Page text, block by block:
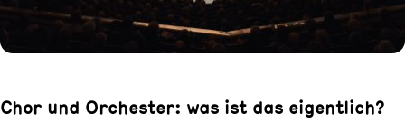
Chor und Orchester: was ist das eigentlich?